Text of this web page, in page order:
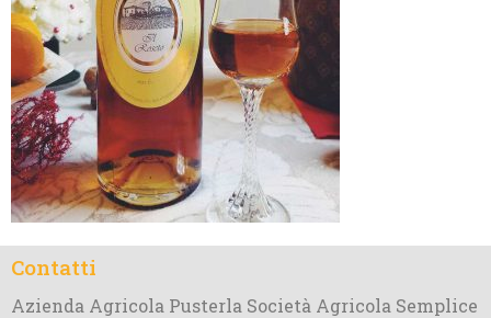
Contatti
Azienda Agricola Pusterla Società Agricola Semplice